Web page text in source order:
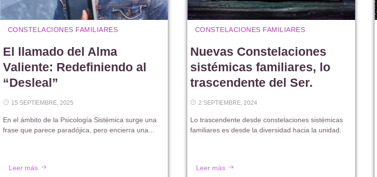
CONSTELACIONES FAMILIARES
El llamado del Alma
Valiente: Redefiniendo al
“Desleal”
15 SEPTIEMBRE, 2025
En el ámbito de la Psicología Sistémica surge una
frase que parece paradójica, pero encierra una...
Leer más
CONSTELACIONES FAMILIARES
Nuevas Constelaciones
sistémicas familiares, lo
trascendente del Ser.
2 SEPTIEMBRE, 2024
Lo trascendente desde constelaciones sistémicas
familiares es desde la diversidad hacia la unidad.
Leer más